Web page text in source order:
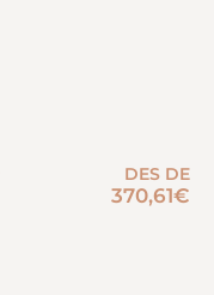
DES DE
370,61€